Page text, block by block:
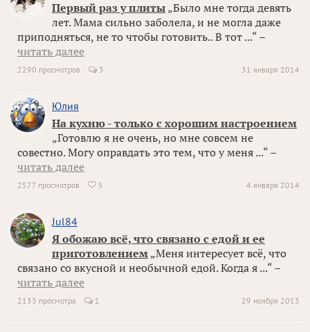
Первый раз у плиты „Было мне тогда девять
лет. Мама сильно заболела, и не могла даже
приподняться, не то чтобы готовить.. В тот ...“ –
читать далее
31 января 2014
2290 просмотров 3
Юлия
На кухню - только с хорошим настроением
„Готовлю я не очень, но мне совсем не
совестно. Могу оправдать это тем, что у меня ...“ –
читать далее
4 января 2014
2577 просмотров  5
Jul84
Я обожаю всё, что связано с едой и ее
приготовлением „Меня интересует всё, что
связано со вкусной и необычной едой. Когда я ...“ –
читать далее
29 ноября 2013
2133 просмотра 1